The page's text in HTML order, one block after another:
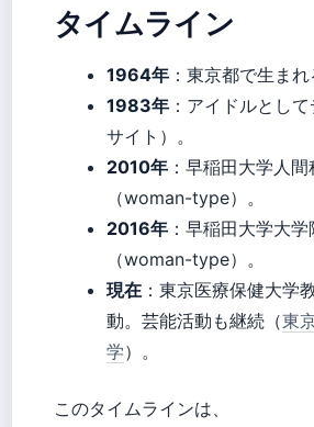
タイムライン
1964年 ：東京都で生まれ
1983年 ：アイドルとし
サイト）。
2010年 ：早稲田大学人
（woman-type）。
2016年 ：早稲田大学大
（woman-type）。
現在 ：東京医療保健大学
動。芸能活動も継続（東
学）。
このタイムラインは、